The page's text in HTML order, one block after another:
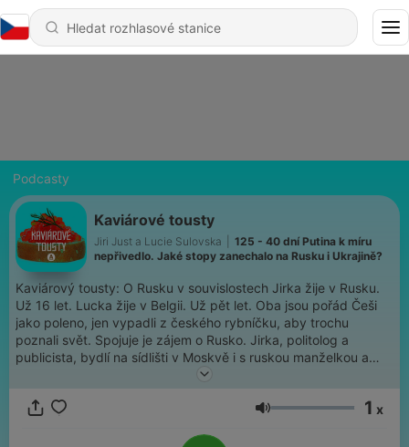
Podcasty
Kaviárové tousty
Jiri Just a Lucie Sulovska
125 - 40 dní Putina k míru
nepřivedlo. Jaké stopy zanechalo na Rusku i Ukrajině?
Kaviárový tousty: O Rusku v souvislostech Jirka žije v Rusku.
Už 16 let. Lucka žije v Belgii. Už pět let. Oba jsou pořád Češi
jako poleno, jen vypadli z českého rybníčku, aby trochu
poznali svět. Spojuje je zájem o Rusko. Jirka, politolog a
publicista, bydlí na sídlišti v Moskvě i s ruskou manželkou a
malým synkem. Lucka, politoložka a publicistka, zájem o
léta pracoval a doma měl úctyhodnou sbírku ruské klasiky.
Hlasitost 1 x